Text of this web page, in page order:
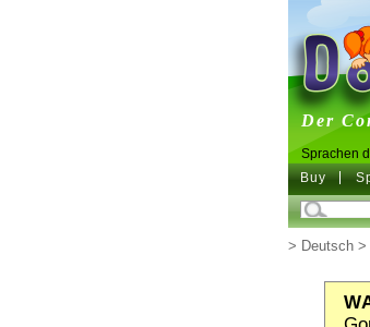
Der
Sprachen
Buy
> Deutsch>